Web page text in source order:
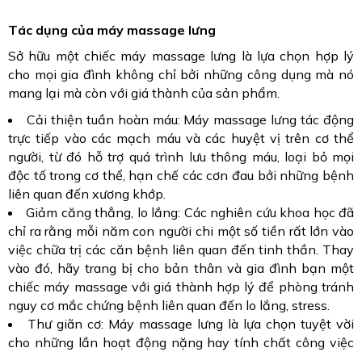
Tác dụng của máy massage lưng
Sở hữu một chiếc máy massage lưng là lựa chọn hợp lý
cho mọi gia đình không chỉ bởi những công dụng mà nó
mang lại mà còn với giá thành của sản phẩm.
Cải thiện tuần hoàn máu: Máy massage lưng tác động
trực tiếp vào các mạch máu và các huyệt vị trên cơ thể
người, từ đó hỗ trợ quá trình lưu thông máu, loại bỏ mọi
độc tố trong cơ thể, hạn chế các cơn đau bởi những bệnh
liên quan đến xương khớp.
Giảm căng thẳng, lo lắng: Các nghiên cứu khoa học đã
chỉ ra rằng mỗi năm con người chi một số tiền rất lớn vào
việc chữa trị các căn bệnh liên quan đến tinh thần. Thay
vào đó, hãy trang bị cho bản thân và gia đình bạn một
chiếc máy massage với giá thành hợp lý để phòng tránh
nguy cơ mắc chứng bệnh liên quan đến lo lắng, stress.
Thư giãn cơ: Máy massage lưng là lựa chọn tuyệt vời
cho những lần hoạt động nặng hay tính chất công việc